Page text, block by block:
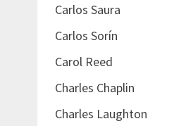
Carlos Saura
Carlos Sorín
Carol Reed
Charles Chaplin
Charles Laughton